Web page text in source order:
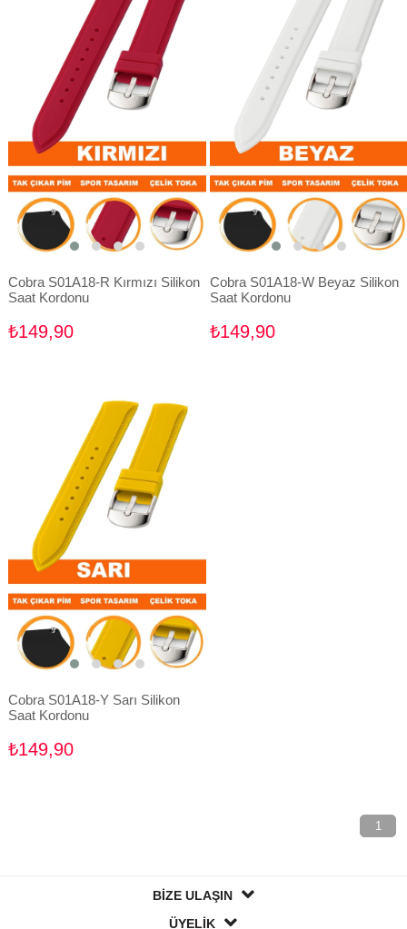
Cobra S01A18-R Kırmızı Silikon
Saat Kordonu
₺149,90
Cobra S01A18-W Beyaz Silikon
Saat Kordonu
₺149,90
Cobra S01A18-Y Sarı Silikon
Saat Kordonu
₺149,90
1
BİZE ULAŞIN
ÜYELİK